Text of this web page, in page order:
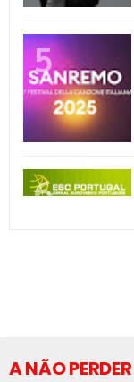
A NÃO PERDER